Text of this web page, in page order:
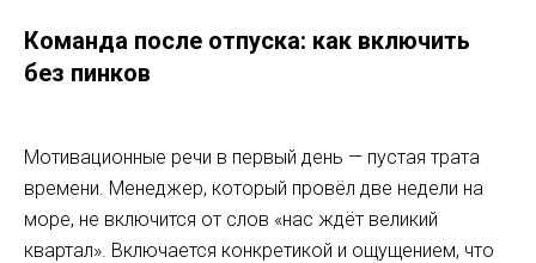
Команда после отпуска: как включить
без пинков
Мотивационные речи в первый день — пустая трата
времени. Менеджер, который провёл две недели на
море, не включится от слов «нас ждёт великий
квартал». Включается конкретикой и ощущением, что